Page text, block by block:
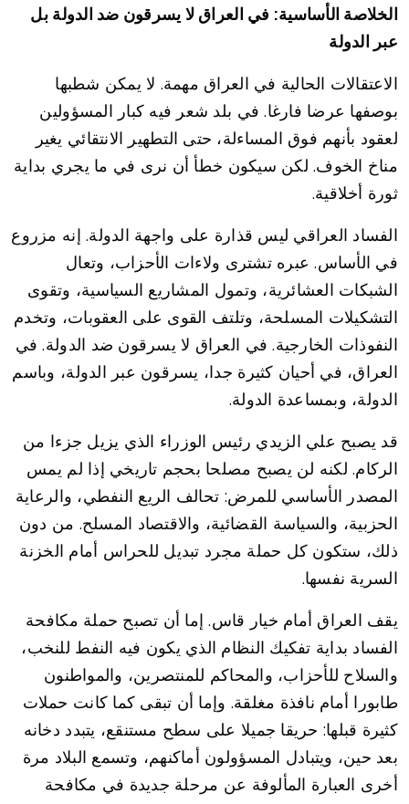
الخلاصة الأساسية: في العراق لا يسرقون ضد الدولة بل
عبر الدولة
الاعتقالات الحالية في العراق مهمة. لا يمكن شطبها
بوصفها عرضا فارغا. في بلد شعر فيه كبار المسؤولين
لعقود بأنهم فوق المساءلة، حتى التطهير الانتقائي يغير
مناخ الخوف. لكن سيكون خطأ أن نرى في ما يجري بداية
ثورة أخلاقية.
الفساد العراقي ليس قذارة على واجهة الدولة. إنه مزروع
في الأساس. عبره تشترى ولاءات الأحزاب، وتعال
الشبكات العشائرية، وتمول المشاريع السياسية، وتقوى
التشكيلات المسلحة، وتلتف القوى على العقوبات، وتخدم
النفوذات الخارجية. في العراق لا يسرقون ضد الدولة. في
العراق، في أحيان كثيرة جدا، يسرقون عبر الدولة، وباسم
الدولة، وبمساعدة الدولة.
قد يصبح علي الزيدي رئيس الوزراء الذي يزيل جزءا من
الركام. لكنه لن يصبح مصلحا بحجم تاريخي إذا لم يمس
المصدر الأساسي للمرض: تحالف الريع النفطي، والرعاية
الحزبية، والسياسة القضائية، والاقتصاد المسلح. من دون
ذلك، ستكون كل حملة مجرد تبديل للحراس أمام الخزنة
السرية نفسها.
يقف العراق أمام خيار قاس. إما أن تصبح حملة مكافحة
الفساد بداية تفكيك النظام الذي يكون فيه النفط للنخب،
والسلاح للأحزاب، والمحاكم للمنتصرين، والمواطنون
طابورا أمام نافذة مغلقة. وإما أن تبقى كما كانت حملات
كثيرة قبلها: حريقا جميلا على سطح مستنقع، يتبدد دخانه
بعد حين، ويتبادل المسؤولون أماكنهم، وتسمع البلاد مرة
أخرى العبارة المألوفة عن مرحلة جديدة في مكافحة